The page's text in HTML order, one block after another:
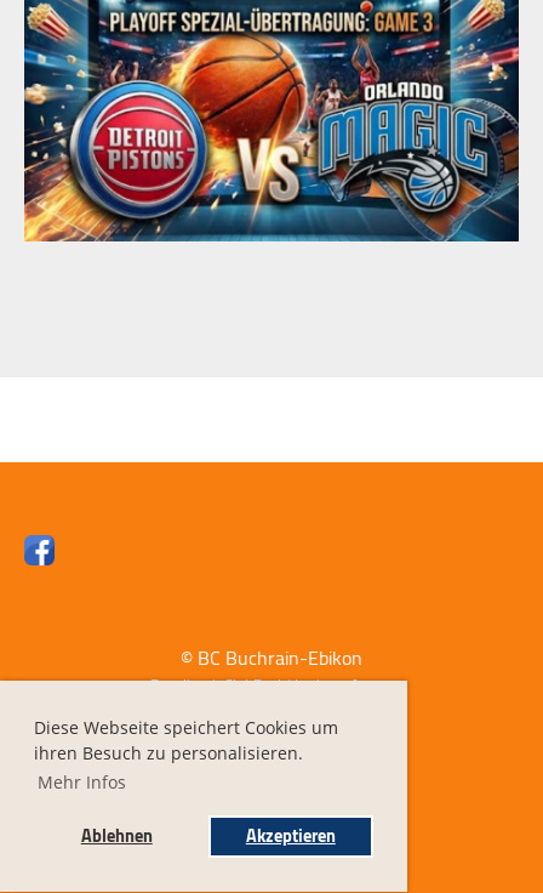
Diese Webseite speichert Cookies um
ihren Besuch zu personalisieren.
Mehr Infos
Ablehnen Akzeptieren
© BC Buchrain-Ebikon
Erstellt mit ClubDesk Vereinssoftware
Datenschutz